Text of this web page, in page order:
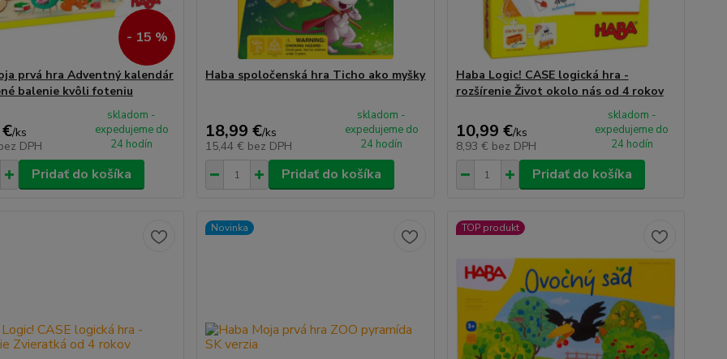
- 15 %
prvá hra Adventný kalendár
balenie kvôli foteniu
/ks
DPH
skladom -
expedujeme do
24 hodín
Pridať do košíka
Haba spoločenská hra Ticho ako myšky
18,99 €/ks
15,44 € bez DPH
skladom -
expedujeme do
24 hodín
Pridať do košíka
Haba Logic! CASE logická hra -
rozšírenie Život okolo nás od 4 rokov
10,99 €/ks
8,93 € bez DPH
skladom -
expedujeme do
24 hodín
Pridať do košíka
Novinka TOP produkt